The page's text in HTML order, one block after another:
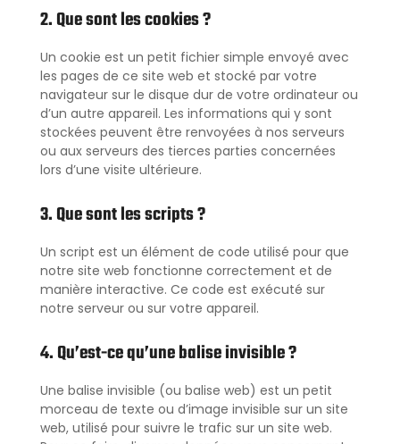
2. Que sont les cookies ?
Un cookie est un petit fichier simple envoyé avec
les pages de ce site web et stocké par votre
navigateur sur le disque dur de votre ordinateur ou
d’un autre appareil. Les informations qui y sont
stockées peuvent être renvoyées à nos serveurs
ou aux serveurs des tierces parties concernées
lors d’une visite ultérieure.
3. Que sont les scripts ?
Un script est un élément de code utilisé pour que
notre site web fonctionne correctement et de
manière interactive. Ce code est exécuté sur
notre serveur ou sur votre appareil.
4. Qu’est-ce qu’une balise invisible ?
Une balise invisible (ou balise web) est un petit
morceau de texte ou d’image invisible sur un site
web, utilisé pour suivre le trafic sur un site web.